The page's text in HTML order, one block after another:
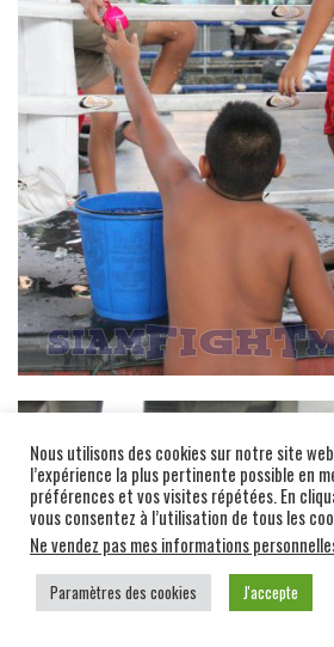
Nous utilisons des cookies sur notre site
l’expérience la plus pertinente possible en
préférences et vos visites répétées. En
vous consentez à l’utilisation de tous les
Ne vendez pas mes informations
Paramètres des cookies J'accepte